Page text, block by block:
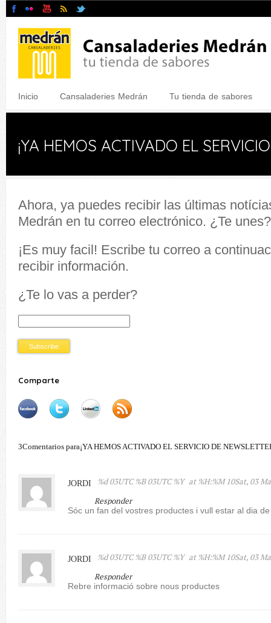
Inicio Cansaladeries Medrán Tu tienda de sabores
¡YA HEMOS ACTIVADO EL
Ahora, ya puedes recibir las últimas
Medrán en tu correo electrónico. ¿Te unes?
¡Es muy facil! Escribe tu correo a
recibir información.
¿Te lo vas a perder?
Comparte
3Comentarios para¡YA HEMOS ACTIVADO EL SERVICIO DE
JORDI %d 03UTC %B 03UTC %Y at %H:%M 10Sat, 03
Responder
Sóc un fan del vostres productes i vull estar al dia
JORDI %d 03UTC %B 03UTC %Y at %H:%M 10Sat, 03
Responder
Rebre informació sobre nous productes